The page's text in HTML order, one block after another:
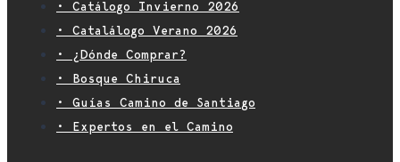
• Catálogo Invierno 2026
• Catalálogo Verano 2026
• ¿Dónde Comprar?
• Bosque Chiruca
• Guías Camino de Santiago
• Expertos en el Camino